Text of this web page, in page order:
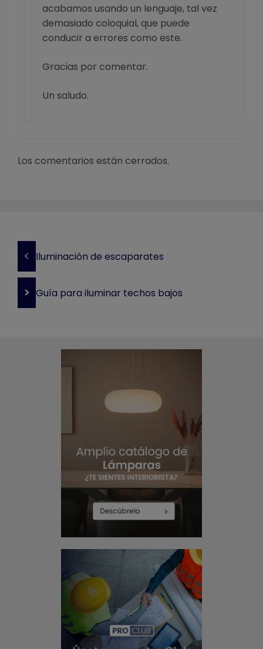
acabamos usando un lenguaje, tal vez
demasiado coloquial, que puede
conducir a errores como este.
Gracias por comentar.
Un saludo.
Los comentarios están cerrados.
< Iluminación de escaparates
Guía para iluminar techos bajos
>